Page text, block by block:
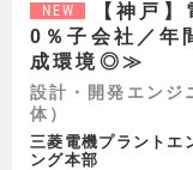
NEW
【神戸
0％子会社／年
成環境◎≫
設計・開発エンジ
体）
三菱電機プラント
ング本部